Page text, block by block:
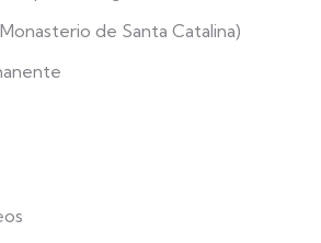
de Santa Catalina)